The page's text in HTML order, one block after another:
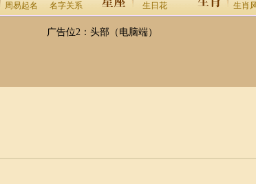
周易起名
名字关系
生日花
生肖
广告位2：头部（电脑端）